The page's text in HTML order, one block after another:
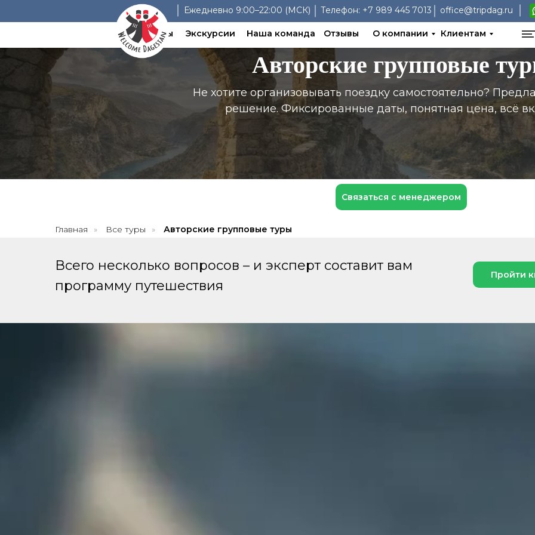
Телефон: +7 989 445 7013 office@tripdag.ru
Ежедневно 9:00–22:00 (МСК)
Клиентам
Отзывы
Наша команда
Экскурсии
Туры О компании
Авторские групповые
Не хотите организовывать поездку самостоятельно?
решение. Фиксированные даты, понятная цена, всё
Связаться с менеджером
Главная » Все туры » Авторские групповые туры
Всего несколько вопросов – и эксперт составит вам
программу путешествия
Пройти